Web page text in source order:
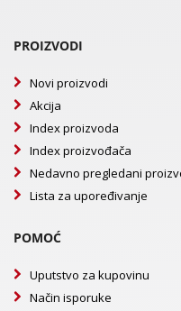
PROIZVODI
Novi proizvodi
Akcija
Index proizvoda
Index proizvođača
Nedavno pregledani
Lista za upoređivanje
POMOĆ
Uputstvo za kupovinu
Način isporuke